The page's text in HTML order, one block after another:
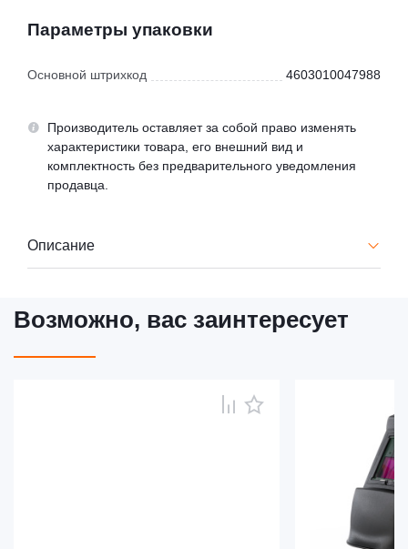
Параметры упаковки
Основной штрихкод 4603010047988
Производитель оставляет за собой право изменять
характеристики товара, его внешний вид и
комплектность без предварительного уведомления
продавца.
Описание
Возможно, вас заинтересует